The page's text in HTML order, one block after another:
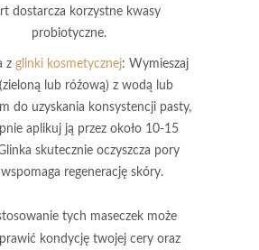
dostarcza korzystne kwasy
probiotyczne.
z glinki kosmetycznej: Wymieszaj
lub różową) z wodą lub
do uzyskania konsystencji pasty,
aplikuj ją przez około 10-15
skutecznie oczyszcza pory
regenerację skóry.
tych maseczek może
kondycję twojej cery oraz